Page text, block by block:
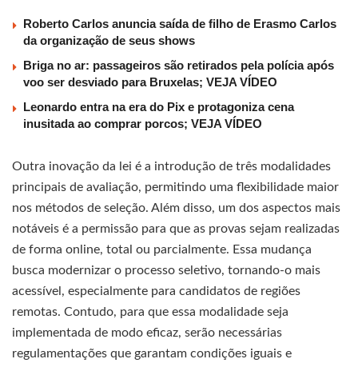
Roberto Carlos anuncia saída de filho de Erasmo Carlos
da organização de seus shows
Briga no ar: passageiros são retirados pela polícia após
voo ser desviado para Bruxelas; VEJA VÍDEO
Leonardo entra na era do Pix e protagoniza cena
inusitada ao comprar porcos; VEJA VÍDEO
Outra inovação da lei é a introdução de três modalidades
principais de avaliação, permitindo uma flexibilidade maior
nos métodos de seleção. Além disso, um dos aspectos mais
notáveis é a permissão para que as provas sejam realizadas
de forma online, total ou parcialmente. Essa mudança
busca modernizar o processo seletivo, tornando-o mais
acessível, especialmente para candidatos de regiões
remotas. Contudo, para que essa modalidade seja
implementada de modo eficaz, serão necessárias
regulamentações que garantam condições iguais e